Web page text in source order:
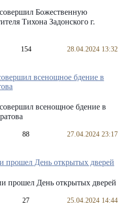
Божественную
Тихона Задонского г.
154 28.04.2024 13:32
всенощное бдение в
88 27.04.2024 23:17
прошел День открытых дверей
27 25.04.2024 14:44